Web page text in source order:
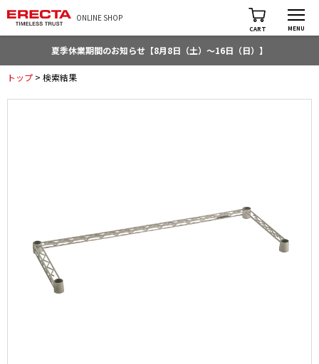
ONLINE SHOP
CART MENU
夏季休業期間のお知らせ【8月8日（土）～16日（日）】
トップ > 検索結果